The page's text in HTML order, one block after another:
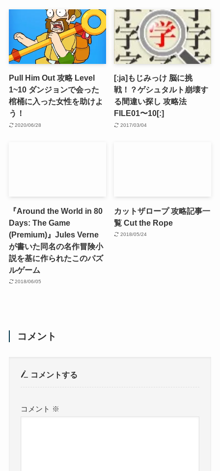
Pull Him Out 攻略 Level
1~10 ダンジョンで会った
棺桶に入った女性を助けよ
う！
2020/06/28
[:ja]もじみっけ 脳に挑
戦！？ゲシュタルト崩壊す
る間違い探し 攻略法
FILE01〜10[:]
2017/03/04
『Around the World in 80
Days: The Game
(Premium)』Jules Verne
が書いた同名の名作冒険小
説を基に作られたこのパズ
ルゲーム
2018/06/05
カットザロープ 攻略記事一
覧 Cut the Rope
2018/05/24
コメント
コメントする
コメント ※